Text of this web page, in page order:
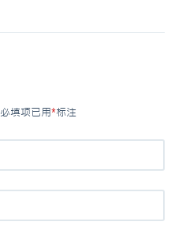
必填项已用*标注